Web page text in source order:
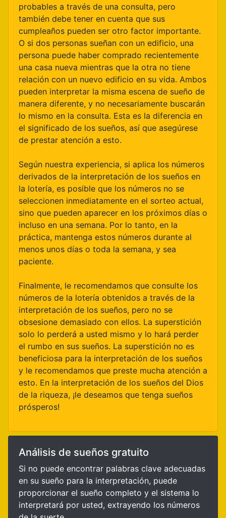
probables a través de una consulta, pero
también debe tener en cuenta que sus
cumpleaños pueden ser otro factor importante.
O si dos personas sueñan con un edificio, una
persona puede haber comprado recientemente
una casa nueva mientras que la otra no tiene
relación con un nuevo edificio en su vida. Ambos
pueden interpretar la misma escena de sueño de
manera diferente, y no necesariamente buscarán
lo mismo en la consulta. Esta es la diferencia en
el significado de los sueños, así que asegúrese
de prestar atención a esto.
Según nuestra experiencia, si aplica los números
derivados de la interpretación de los sueños en
la lotería, es posible que los números no se
seleccionen inmediatamente en el sorteo actual,
sino que pueden aparecer en los próximos días o
incluso en una semana. Por lo tanto, en la
práctica, mantenga estos números durante al
menos unos días o toda la semana, y sea
paciente.
Finalmente, le recomendamos que consulte los
números de la lotería obtenidos a través de la
interpretación de los sueños, pero no se
obsesione demasiado con ellos. La superstición
solo lo perderá a usted mismo y lo hará perder
el rumbo en sus sueños. La superstición no es
beneficiosa para la interpretación de los sueños
y le recomendamos que preste mucha atención a
esto. En la interpretación de los sueños del Dios
de la riqueza, ¡le deseamos que tenga sueños
prósperos!
Análisis de sueños gratuito
Si no puede encontrar palabras clave adecuadas
en su sueño para la interpretación, puede
proporcionar el sueño completo y el sistema lo
interpretará por usted, extrayendo los números